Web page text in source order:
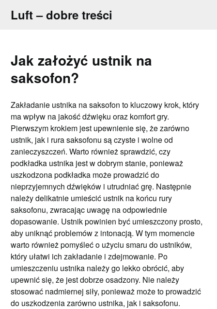
Luft – dobre treści
Jak założyć ustnik na
saksofon?
Zakładanie ustnika na saksofon to kluczowy krok, który
ma wpływ na jakość dźwięku oraz komfort gry.
Pierwszym krokiem jest upewnienie się, że zarówno
ustnik, jak i rura saksofonu są czyste i wolne od
zanieczyszczeń. Warto również sprawdzić, czy
podkładka ustnika jest w dobrym stanie, ponieważ
uszkodzona podkładka może prowadzić do
nieprzyjemnych dźwięków i utrudniać grę. Następnie
należy delikatnie umieścić ustnik na końcu rury
saksofonu, zwracając uwagę na odpowiednie
dopasowanie. Ustnik powinien być umieszczony prosto,
aby uniknąć problemów z intonacją. W tym momencie
warto również pomyśleć o użyciu smaru do ustników,
który ułatwi ich zakładanie i zdejmowanie. Po
umieszczeniu ustnika należy go lekko obrócić, aby
upewnić się, że jest dobrze osadzony. Nie należy
stosować nadmiernej siły, ponieważ może to prowadzić
do uszkodzenia zarówno ustnika, jak i saksofonu.